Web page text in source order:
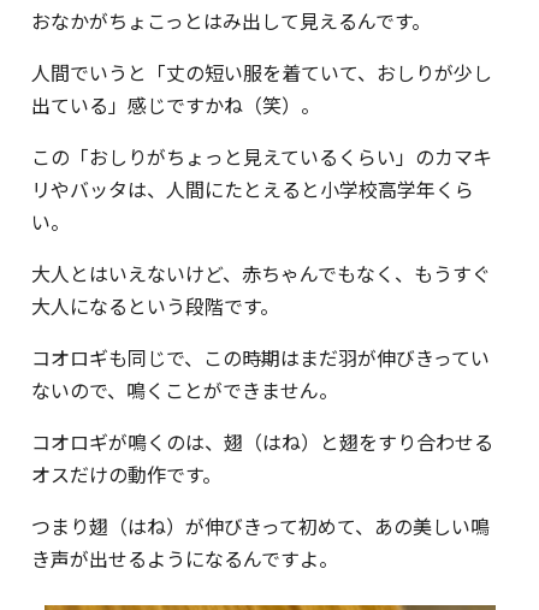
おなかがちょこっとはみ出して見えるんです。
人間でいうと「丈の短い服を着ていて、おしりが少し
出ている」感じですかね（笑）。
この「おしりがちょっと見えているくらい」のカマキ
リやバッタは、人間にたとえると小学校高学年くら
い。
大人とはいえないけど、赤ちゃんでもなく、もうすぐ
大人になるという段階です。
コオロギも同じで、この時期はまだ羽が伸びきってい
ないので、鳴くことができません。
コオロギが鳴くのは、翅（はね）と翅をすり合わせる
オスだけの動作です。
つまり翅（はね）が伸びきって初めて、あの美しい鳴
き声が出せるようになるんですよ。